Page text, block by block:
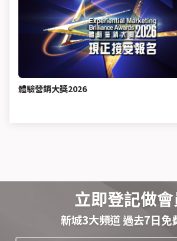
體驗營銷大獎2026
立即登記做會
新城3大頻道 過去7日免